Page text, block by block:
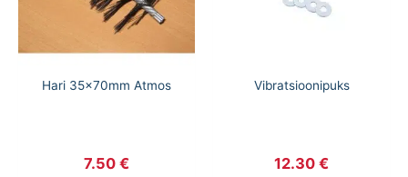
Hari 35x70mm Atmos
7.50 €
Vibratsioonipuks
12.30 €